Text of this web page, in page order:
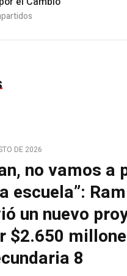
DE 2026
no vamos a
escuela”:
un nuevo
$2.650
8